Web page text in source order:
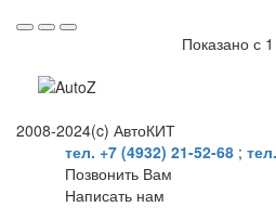
Показано с
2008-2024(c) АвтоКИТ
тел. +7 (4932) 21-52-68 ;
Позвонить Вам
Написать нам